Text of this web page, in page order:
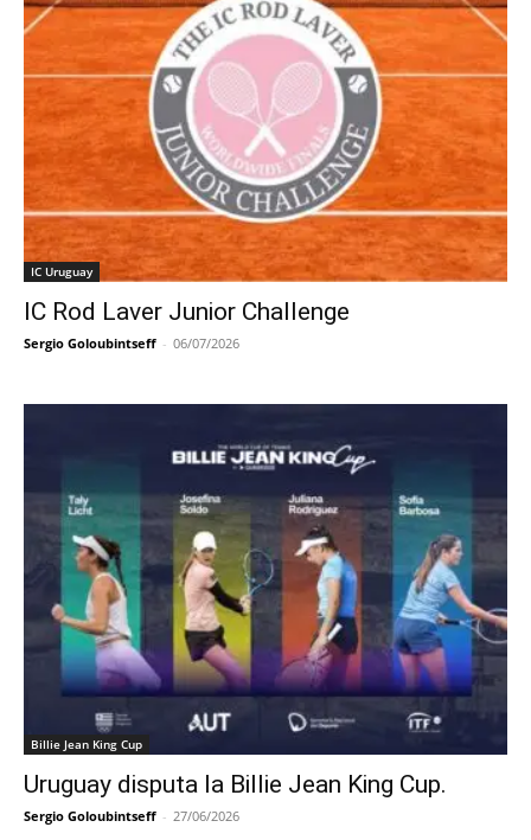
IC Uruguay
IC Rod Laver Junior Challenge
Sergio Goloubintseff - 06/07/2026
Billie Jean King Cup
Uruguay disputa la Billie Jean King Cup.
Sergio Goloubintseff - 27/06/2026